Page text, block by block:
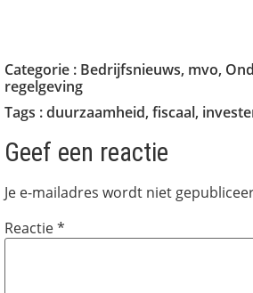
Categorie : Bedrijfsnieuws, mvo,
regelgeving
Tags :duurzaamheid, fiscaal,
Geef een reactie
Je e-mailadres wordt niet
Reactie*